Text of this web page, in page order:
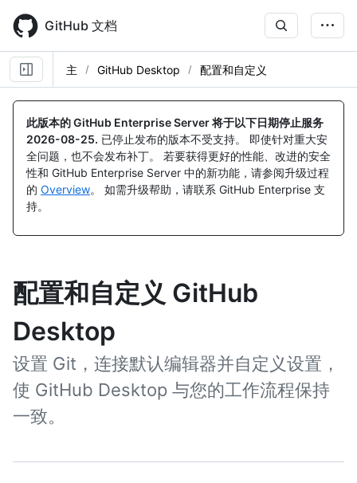
main
content
GitHub 文档
主 GitHub Desktop 配置和自定义
此版本的 GitHub Enterprise Server 将于以下日期停止服务
2026-08-25. 已停止发布的版本不受支持。 即使针对重大安
全问题，也不会发布补丁。 若要获得更好的性能、改进的安全
性和 GitHub Enterprise Server 中的新功能，请参阅升级过程
的 Overview。 如需升级帮助，请联系 GitHub Enterprise 支
持。
配置和自定义 GitHub
Desktop
设置 Git，连接默认编辑器并自定义设置，
使 GitHub Desktop 与您的工作流程保持
一致。